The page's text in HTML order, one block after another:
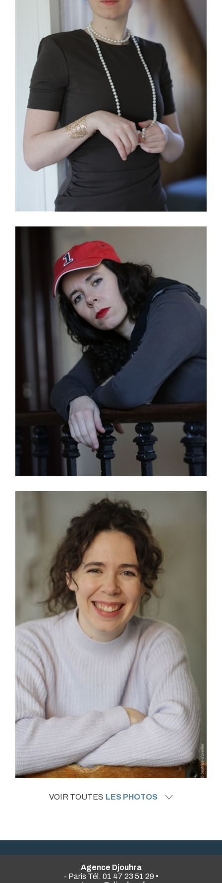
VOIR TOUTES LES PHOTOS
Agence Djouhra
- Paris Tél. 01 47 23 51 29 •